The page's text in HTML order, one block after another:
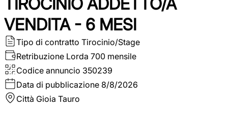
VENDITA - 6 MESI
Tipo di contratto Tirocinio/Stage
Retribuzione Lorda 700 mensile
Codice annuncio 350239
Data di pubblicazione 8/8/2026
Città Gioia Tauro